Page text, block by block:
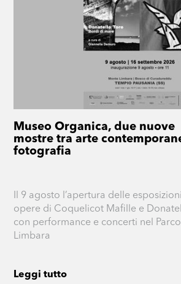
Museo Organica, due nuove
mostre tra arte
fotografia
Il 9 agosto l’apertura delle
opere di Coquelicot Mafille e
con performance e concerti nel Parco
Limbara
Leggi tutto